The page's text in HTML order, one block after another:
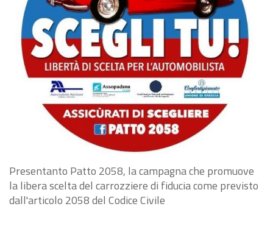
Presentanto Patto 2058, la campagna che promuove
la libera scelta del carrozziere di fiducia come previsto
dall'articolo 2058 del Codice Civile